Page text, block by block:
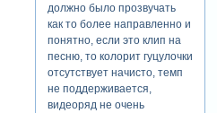
должно было прозвучать
как то более направленно и
понятно, если это клип на
песню, то колорит гуцулочки
отсутствует начисто, темп
не поддерживается,
видеоряд не очень